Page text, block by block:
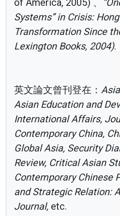
of America, 2005) 、
Systems” in Crisis: Hong
Transformation Since
Lexington Books, 2004).
英文論文曾刊登在：
Asian Education and
International Affairs,
Contemporary China,
Global Asia, Security
Review, Critical Asian
Contemporary Chinese
and Strategic Relation:
Journal, etc.